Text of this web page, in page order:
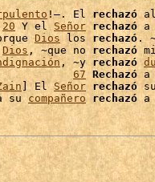
!–. El rechazó
20 Y el Señor rechazó a
Dios los rechazó .
Dios , ~que no rechazó
, ~y rechazó
67 Rechazó a
] El Señor rechazó
su compañero rechazó a